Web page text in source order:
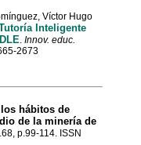
Víctor Hugo
Inteligente
. Innov. educ.
2673
hábitos de
de la minería de
p.99-114. ISSN